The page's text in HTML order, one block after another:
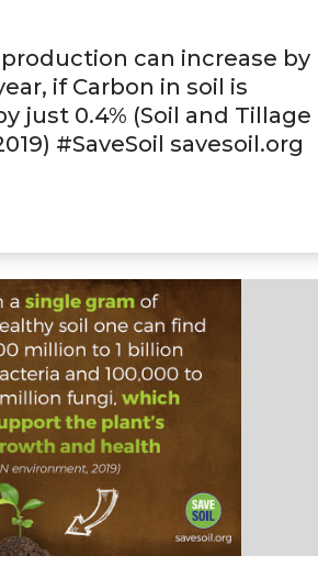
can increase by
if Carbon in soil is
just 0.4% (Soil and Tillage
#SaveSoil savesoil.org